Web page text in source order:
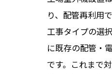
り、配管再利用
工事タイプの選
に既存の配管・
です。これまで